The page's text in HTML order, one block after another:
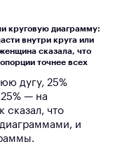
круговую диаграмму:
внутри круга или
сказала, что
точнее всех
дугу, 25%
— на
сказал, что
и